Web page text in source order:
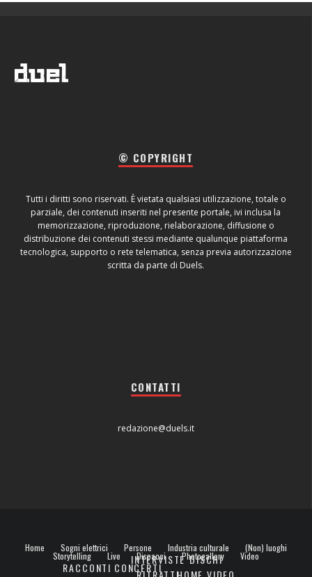
© COPYRIGHT
Tutti i diritti sono riservati. È vietata qualsiasi utilizzazione, totale o
parziale, dei contenuti inseriti nel presente portale, ivi inclusa la
memorizzazione, riproduzione, rielaborazione, diffusione o
distribuzione dei contenuti stessi mediante qualunque piattaforma
tecnologica, supporto o rete telematica, senza previa autorizzazione
scritta da parte di Duels.
CONTATTI
redazione@duels.it
Home Sogni elettrici Persone
INTERVISTE
Industria culturale
DISCHI
(Non) luoghi
Storytelling
RACCONTI
Live
CONCERTI
Dispacci Photogallery Video